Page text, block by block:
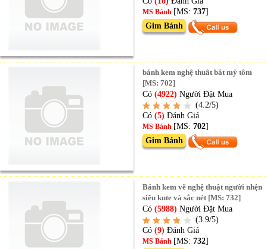
MS Bánh [MS:737]
Gim Bánh
bánh kem nghệ thuât bát mỳ tôm
[MS: 702]
Có(4922) Người Đặt Mua
(4.2/5)
Có (5)Đánh Giá
MS Bánh [MS:702]
Gim Bánh
Bánh kem vẽ nghệ thuật người nhện
siêu kute và sắc nét [MS: 732]
Có(5988) Người Đặt Mua
(3.9/5)
Có (9)Đánh Giá
MS Bánh [MS:732]